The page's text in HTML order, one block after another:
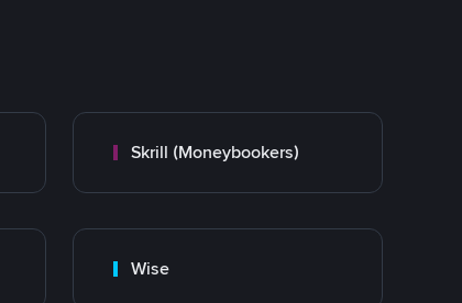
Skrill (Moneybookers)
Wise